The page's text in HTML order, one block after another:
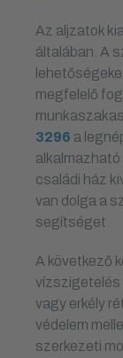
Az aljzatok
általában. A
megfelelő
3296 a
alkalmazható
családi ház
van dolga a
segítséget.
A következő
vízszigetelés
vagy erkély
védelem
szerkezeti